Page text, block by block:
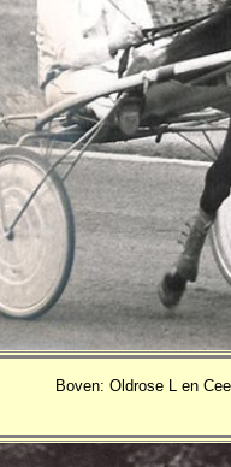
Boven: Oldrose L en